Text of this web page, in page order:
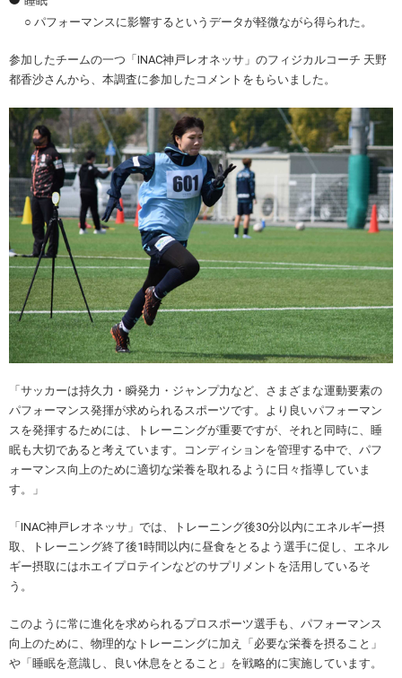
○ パフォーマンスに影響するというデータが軽微ながら得られた。
参加したチームの一つ「INAC神戸レオネッサ」のフィジカルコーチ 天野
都香沙さんから、本調査に参加したコメントをもらいました。
「サッカーは持久力・瞬発力・ジャンプ力など、さまざまな運動要素の
パフォーマンス発揮が求められるスポーツです。より良いパフォーマン
スを発揮するためには、トレーニングが重要ですが、それと同時に、睡
眠も大切であると考えています。コンディションを管理する中で、パフ
ォーマンス向上のために適切な栄養を取れるように日々指導していま
す。」
「INAC神戸レオネッサ」では、トレーニング後30分以内にエネルギー摂
取、トレーニング終了後1時間以内に昼食をとるよう選手に促し、エネル
ギー摂取にはホエイプロテインなどのサプリメントを活用しているそ
う。
このように常に進化を求められるプロスポーツ選手も、パフォーマンス
向上のために、物理的なトレーニングに加え「必要な栄養を摂ること」
や「睡眠を意識し、良い休息をとること」を戦略的に実施しています。